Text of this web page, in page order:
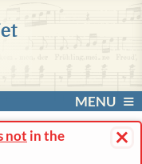
MENU
×
not in the